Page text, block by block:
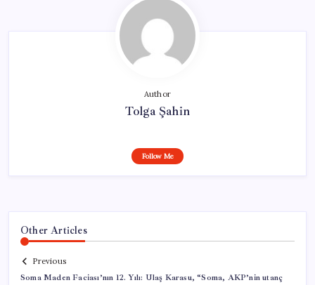
Author
Tolga Şahin
Follow Me
Other Articles
Previous
Soma Maden Faciası’nın 12. Yılı: Ulaş Karasu, “Soma, AKP’nin utanç